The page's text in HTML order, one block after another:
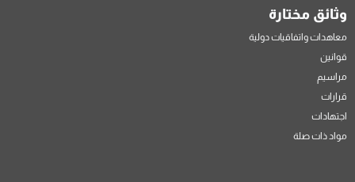
وثائق مختارة
معاهدات واتفاقيات دولية
قوانين
مراسيم
قرارات
اجتهادات
مواد ذات صلة